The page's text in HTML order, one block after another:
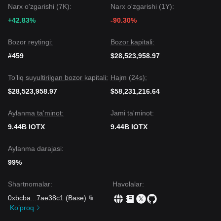
Narx o'zgarishi (7K):
+42.83%
Narx o'zgarishi (1Y):
-90.30%
Bozor reytingi:
#459
Bozor kapitali:
$28,523,958.97
To’liq suyultirilgan bozor kapitali:
$28,523,958.97
Hajm (24s):
$58,231,216.64
Aylanma ta'minot:
9.44B IOTX
Jami ta'minot:
9.44B IOTX
Aylanma darajasi:
99%
Shartnomalar:
0xbcba
7ae38c1 (Base)
Ko’proq
Havolalar: